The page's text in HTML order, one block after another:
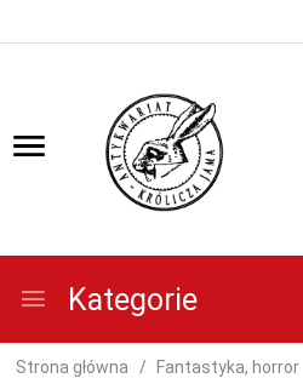
Kategorie
Strona główna Fantastyka, horror